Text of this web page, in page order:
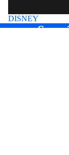
DISNEY